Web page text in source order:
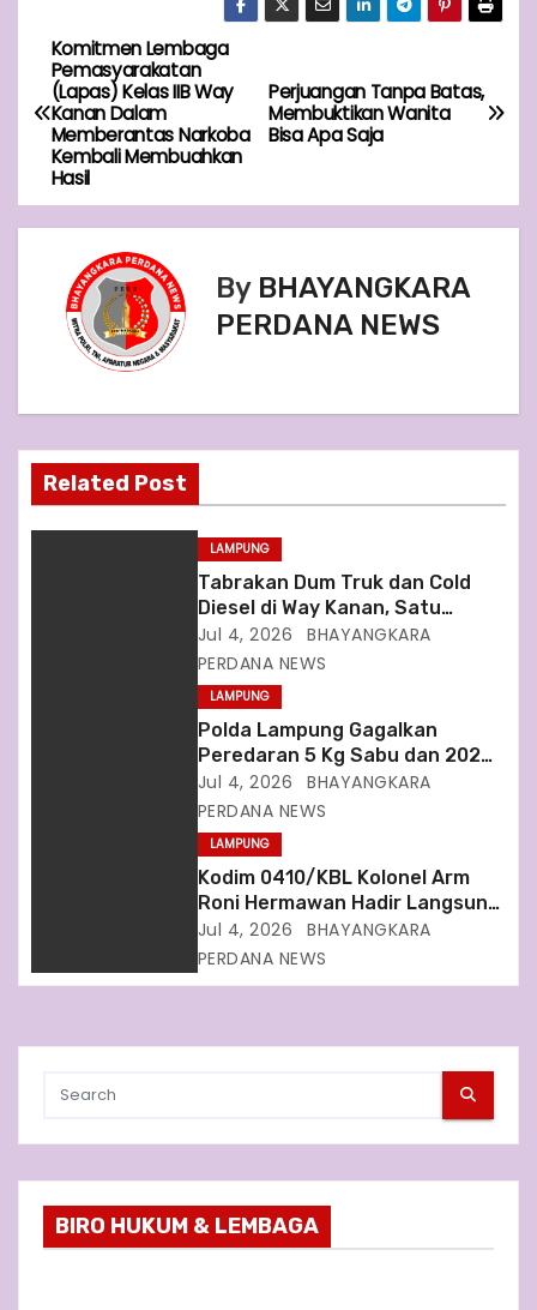
P
o
s
t
i
g
a
Perjuangan Tanpa Batas,
Membuktikan Wanita
Bisa Apa Saja
Komitmen Lembaga
Pemasyarakatan
(Lapas) Kelas IIB Way
Kanan Dalam
Memberantas Narkoba
Kembali Membuahkan
Hasil
By BHAYANGKARA
PERDANA NEWS
Related Post
LAMPUNG
Tabrakan Dum Truk dan Cold
Diesel di Way Kanan, Satu
Pengemudi Patah Tulang Kaki
Jul 4, 2026
BHAYANGKARA
PERDANA NEWS
LAMPUNG
Polda Lampung Gagalkan
Peredaran 5 Kg Sabu dan 202
Butir Ekstasi di Bakauheni
Jul 4, 2026
BHAYANGKARA
PERDANA NEWS
LAMPUNG
Kodim 0410/KBL Kolonel Arm
Roni Hermawan Hadir Langsung
Dalam Upacara HUT
Bhayangkara Ke 80
Jul 4, 2026
BHAYANGKARA
PERDANA NEWS
BIRO HUKUM & LEMBAGA